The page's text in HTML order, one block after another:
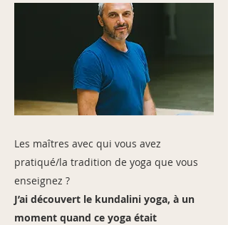
Les maîtres avec qui vous avez
pratiqué/la tradition de yoga que vous
enseignez ?
J’ai découvert le kundalini yoga, à un
moment quand ce yoga était